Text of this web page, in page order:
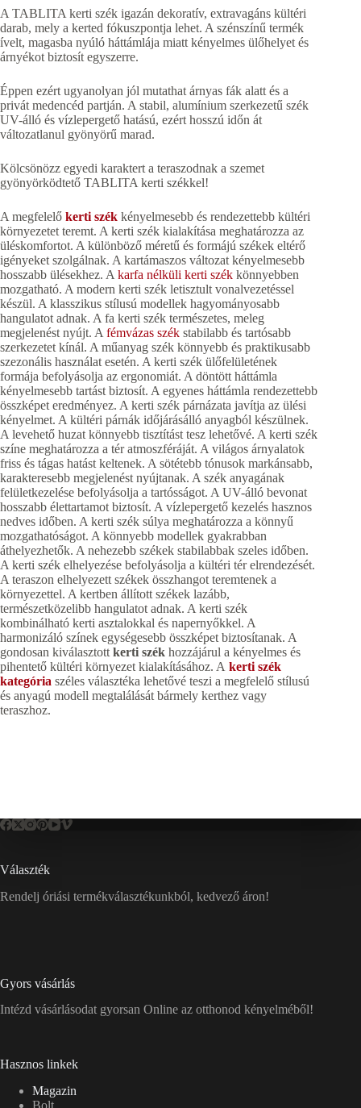
A TABLITA kerti szék igazán dekoratív, extravagáns kültéri
darab, mely a kerted fókuszpontja lehet. A szénszínű termék
ívelt, magasba nyúló háttámlája miatt kényelmes ülőhelyet és
árnyékot biztosít egyszerre.
Éppen ezért ugyanolyan jól mutathat árnyas fák alatt és a
privát medencéd partján. A stabil, alumínium szerkezetű szék
UV-álló és vízlepergető hatású, ezért hosszú időn át
változatlanul gyönyörű marad.
Kölcsönözz egyedi karaktert a teraszodnak a szemet
gyönyörködtető TABLITA kerti székkel!
A megfelelő kerti szék kényelmesebb és rendezettebb kültéri
környezetet teremt. A kerti szék kialakítása meghatározza az
üléskomfortot. A különböző méretű és formájú székek eltérő
igényeket szolgálnak. A kartámaszos változat kényelmesebb
hosszabb ülésekhez. Akarfa nélküli kerti szék könnyebben
mozgatható. A modern kerti szék letisztult vonalvezetéssel
készül. A klasszikus stílusú modellek hagyományosabb
hangulatot adnak. A fa kerti szék természetes, meleg
megjelenést nyújt. Afémvázas szék stabilabb és tartósabb
szerkezetet kínál. A műanyag szék könnyebb és praktikusabb
szezonális használat esetén. A kerti szék ülőfelületének
formája befolyásolja az ergonomiát. A döntött háttámla
kényelmesebb tartást biztosít. A egyenes háttámla rendezettebb
összképet eredményez. A kerti szék párnázata javítja az ülési
kényelmet. A kültéri párnák időjárásálló anyagból készülnek.
A levehető huzat könnyebb tisztítást tesz lehetővé. A kerti szék
színe meghatározza a tér atmoszféráját. A világos árnyalatok
friss és tágas hatást keltenek. A sötétebb tónusok markánsabb,
karakteresebb megjelenést nyújtanak. A szék anyagának
felületkezelése befolyásolja a tartósságot. A UV-álló bevonat
hosszabb élettartamot biztosít. A vízlepergető kezelés hasznos
nedves időben. A kerti szék súlya meghatározza a könnyű
mozgathatóságot. A könnyebb modellek gyakrabban
áthelyezhetők. A nehezebb székek stabilabbak szeles időben.
A kerti szék elhelyezése befolyásolja a kültéri tér elrendezését.
A teraszon elhelyezett székek összhangot teremtenek a
környezettel. A kertben állított székek lazább,
természetközelibb hangulatot adnak. A kerti szék
kombinálható kerti asztalokkal és napernyőkkel. A
harmonizáló színek egységesebb összképet biztosítanak. A
gondosan kiválasztottkerti szék hozzájárul a kényelmes és
pihentető kültéri környezet kialakításához. A kerti szék
kategória széles választéka lehetővé teszi a megfelelő stílusú
és anyagú modell megtalálását bármely kerthez vagy
teraszhoz.
Választék
Rendelj óriási termékválasztékunkból, kedvező áron!
Gyors vásárlás
Intézd vásárlásodat gyorsan Online az otthonod kényelméből!
Hasznos linkek
Magazin